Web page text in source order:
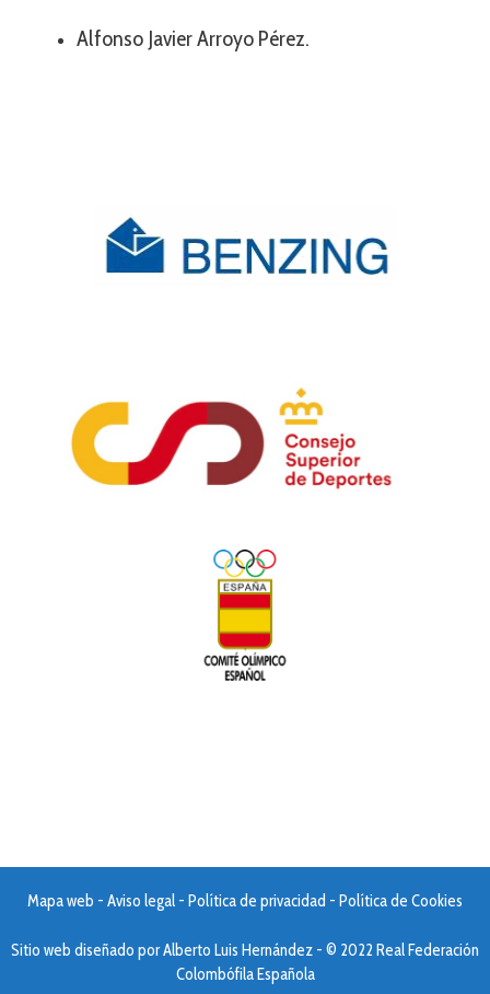
Alfonso Javier Arroyo Pérez.
Mapa web - Aviso legal - Política de privacidad - Política de Cookies
Sitio web diseñado porAlberto Luis Hernández - © 2022 Real Federación
Colombófila Española